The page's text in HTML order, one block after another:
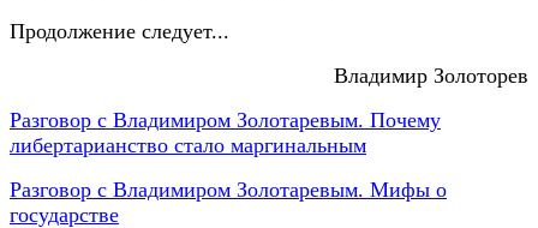
Продолжение следует...
Владимир Золоторев
Разговор с Владимиром Золотаревым. Почему
либертарианство стало маргинальным
Разговор с Владимиром Золотаревым. Мифы о
государстве